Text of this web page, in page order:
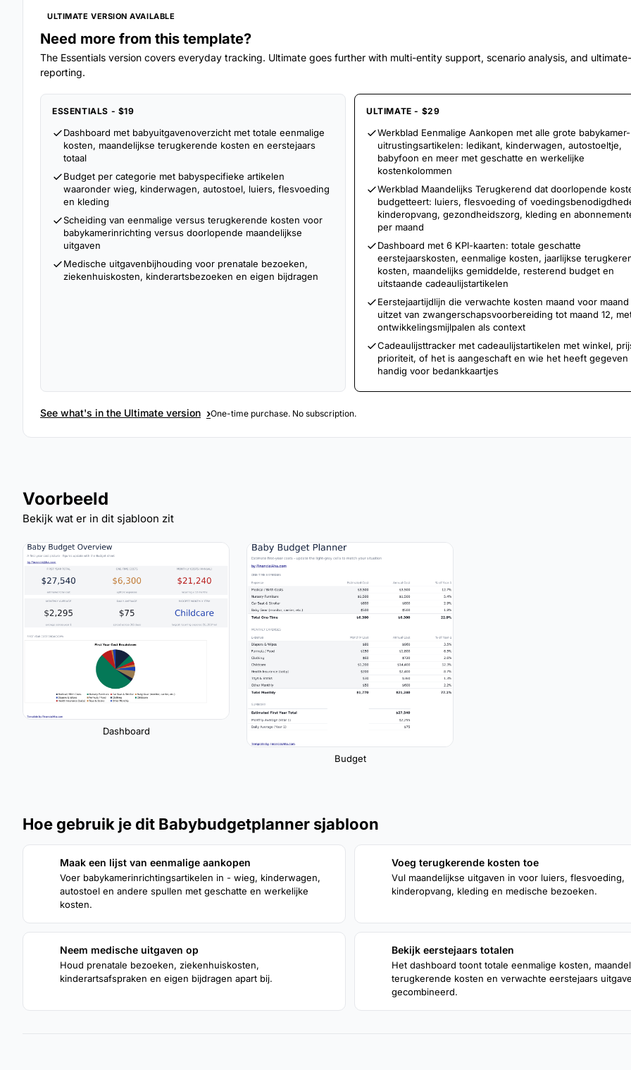
ULTIMATE VERSION AVAILABLE
Need more from this template?
The Essentials version covers everyday tracking. Ultimate goes further with multi-entity support, scenario analysis, and
reporting.
ESSENTIALS - $19
Dashboard met babyuitgavenoverzicht met totale eenmalige
kosten, maandelijkse terugkerende kosten en eerstejaars
totaal
Budget per categorie met babyspecifieke artikelen
waaronder wieg, kinderwagen, autostoel, luiers, flesvoeding
en kleding
Scheiding van eenmalige versus terugkerende kosten voor
babykamerinrichting versus doorlopende maandelijkse
uitgaven
Medische uitgavenbijhouding voor prenatale bezoeken,
ziekenhuiskosten, kinderartsbezoeken en eigen bijdragen
ULTIMATE - $29
Werkblad Eenmalige Aankopen met alle grote
uitrustingsartikelen: ledikant, kinderwagen, autostoeltje,
babyfoon en meer met geschatte en werkelijke
kostenkolommen
Werkblad Maandelijks Terugkerend dat doorlopende
budgetteert: luiers, flesvoeding of
kinderopvang, gezondheidszorg, kleding en
per maand
Dashboard met 6 KPI-kaarten: totale geschatte
eerstejaarskosten, eenmalige kosten, jaarlijkse
kosten, maandelijks gemiddelde, resterend budget en
uitstaande cadeaulijstartikelen
Eerstejaartijdlijn die verwachte kosten maand voor maand
uitzet van zwangerschapsvoorbereiding tot maand 12,
ontwikkelingsmijlpalen als context
Cadeaulijsttracker met cadeaulijstartikelen met winkel,
prioriteit, of het is aangeschaft en wie het heeft gegeven
handig voor bedankkaartjes
See what's in the Ultimate version ›One-time purchase. No subscription.
Voorbeeld
Bekijk wat er in dit sjabloon zit
Dashboard
Budget
Hoe gebruik je dit Babybudgetplanner sjabloon
Maak een lijst van eenmalige aankopen
Voer babykamerinrichtingsartikelen in - wieg, kinderwagen,
autostoel en andere spullen met geschatte en werkelijke
kosten.
Voeg terugkerende kosten toe
Vul maandelijkse uitgaven in voor luiers, flesvoeding,
kinderopvang, kleding en medische bezoeken.
Neem medische uitgaven op
Houd prenatale bezoeken, ziekenhuiskosten,
kinderartsafspraken en eigen bijdragen apart bij.
Bekijk eerstejaars totalen
Het dashboard toont totale eenmalige kosten,
terugkerende kosten en verwachte eerstejaars
gecombineerd.